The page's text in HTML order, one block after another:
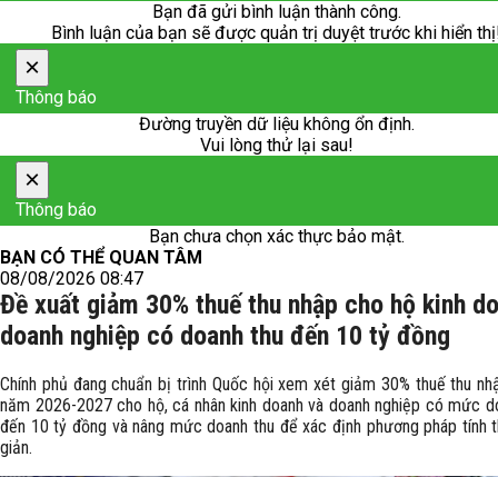
Bạn đã gửi bình luận thành công.
Bình luận của bạn sẽ được quản trị duyệt trước khi hiển
×
Thông báo
Đường truyền dữ liệu không ổn định.
Vui lòng thử lại sau!
×
Thông báo
Bạn chưa chọn xác thực bảo mật.
BẠN CÓ THỂ QUAN TÂM
08/08/2026 08:47
Đề xuất giảm 30% thuế thu nhập cho hộ kinh
doanh nghiệp có doanh thu đến 10 tỷ đồng
Chính phủ đang chuẩn bị trình Quốc hội xem xét giảm 30% thuế thu
năm 2026-2027 cho hộ, cá nhân kinh doanh và doanh nghiệp có mức
đến 10 tỷ đồng và nâng mức doanh thu để xác định phương pháp tính
giản.